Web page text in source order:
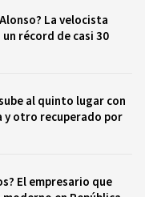
La velocista
récord de casi 30
al quinto lugar con
y otro recuperado por
El empresario que